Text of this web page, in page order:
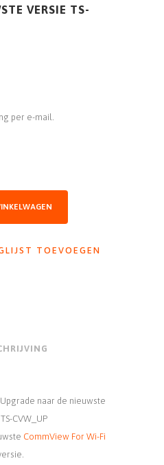
VERSIE TS-
per e-mail.
TOEVOEGEN
Upgrade naar de nieuwste
CVW_UP
CommView For Wi-Fi